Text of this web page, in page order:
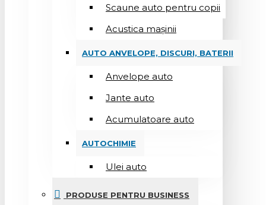
Scaune auto pentru copii
Acustica mașinii
AUTO ANVELOPE, DISCURI, BATERII
Anvelope auto
Jante auto
Acumulatoare auto
AUTOCHIMIE
Ulei auto
PRODUSE PENTRU BUSINESS